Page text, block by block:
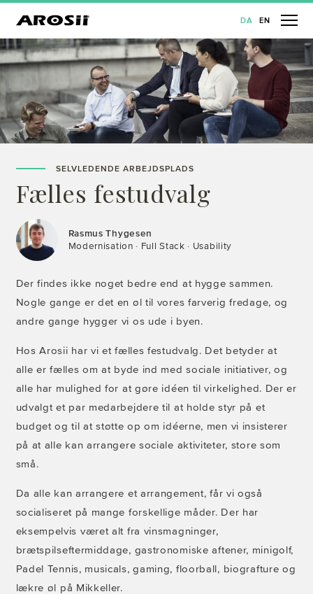
DA EN
SELVLEDENDE ARBEJDSPLADS
Fælles festudvalg
Rasmus Thygesen
Modernisation · Full Stack · Usability
Der findes ikke noget bedre end at hygge sammen.
Nogle gange er det en øl til vores farverig fredage, og
andre gange hygger vi os ude i byen.
Hos Arosii har vi et fælles festudvalg. Det betyder at
alle er fælles om at byde ind med sociale initiativer, og
alle har mulighed for at gøre idéen til virkelighed. Der er
udvalgt et par medarbejdere til at holde styr på et
budget og til at støtte op om idéerne, men vi insisterer
på at alle kan arrangere sociale aktiviteter, store som
små.
Da alle kan arrangere et arrangement, får vi også
socialiseret på mange forskellige måder. Der har
eksempelvis været alt fra vinsmagninger,
brætspilseftermiddage, gastronomiske aftener, minigolf,
Padel Tennis, musicals, gaming, floorball, biografture og
lækre øl på Mikkeller.